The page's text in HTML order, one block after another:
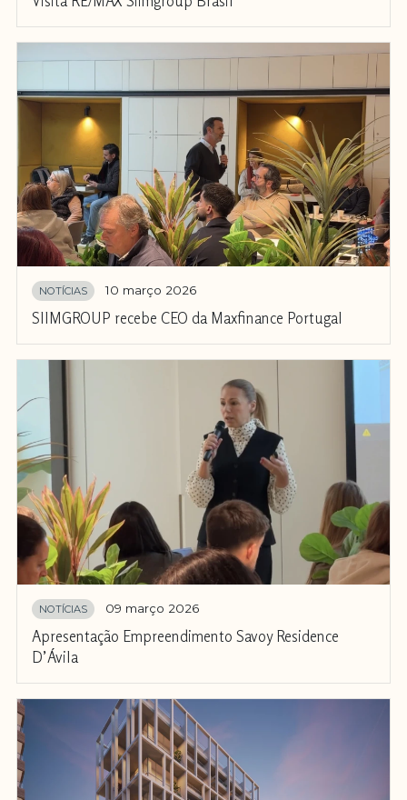
NOTÍCIAS 10 março 2026
SIIMGROUP recebe CEO da Maxfinance Portugal
NOTÍCIAS 09 março 2026
Apresentação Empreendimento Savoy Residence
D’Ávila